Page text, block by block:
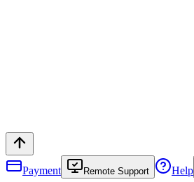
Payment Remote Support Help